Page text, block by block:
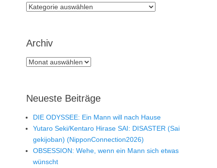
Rubriken
Archiv
Archiv
Neueste Beiträge
DIE ODYSSEE: Ein Mann will nach Hause
Yutaro Seki/Kentaro Hirase SAI: DISASTER (Sai
gekijoban) (NipponConnection2026)
OBSESSION: Wehe, wenn ein Mann sich etwas
wünscht